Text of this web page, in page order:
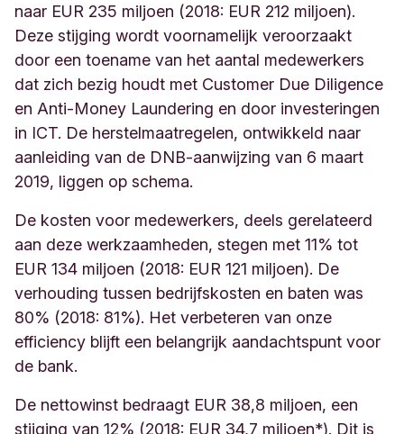
naar EUR 235 miljoen (2018: EUR 212 miljoen).
Deze stijging wordt voornamelijk veroorzaakt
door een toename van het aantal medewerkers
dat zich bezig houdt met Customer Due Diligence
en Anti-Money Laundering en door investeringen
in ICT. De herstelmaatregelen, ontwikkeld naar
aanleiding van de DNB-aanwijzing van 6 maart
2019, liggen op schema.
De kosten voor medewerkers, deels gerelateerd
aan deze werkzaamheden, stegen met 11% tot
EUR 134 miljoen (2018: EUR 121 miljoen). De
verhouding tussen bedrijfskosten en baten was
80% (2018: 81%). Het verbeteren van onze
efficiency blijft een belangrijk aandachtspunt voor
de bank.
De nettowinst bedraagt ​​EUR 38,8 miljoen, een
stijging van 12% (2018: EUR 34,7 miljoen*). Dit is